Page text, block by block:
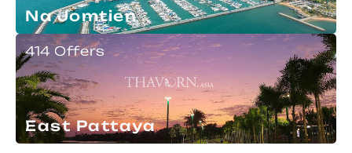
Na Jomtien
414 Offers
East Pattaya